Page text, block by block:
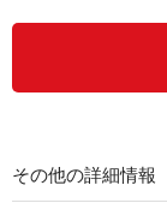
その他の詳細情報